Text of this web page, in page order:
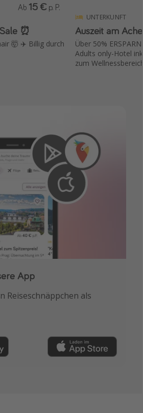
⏰
🤯 ✈️ Billig durch
Ab 15 € p. P.
UNTERKUNFT
Auszeit am
Über 50%
Adults only-Hotel
zum
App
Reiseschnäppchen als